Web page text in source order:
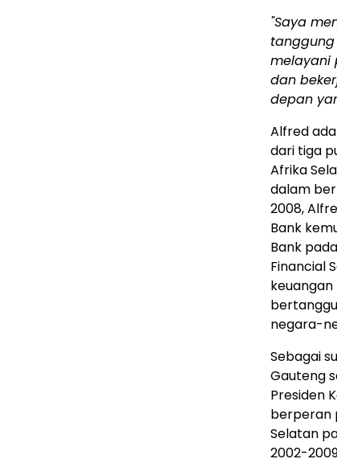
"Saya
melayani
dan
depan
Alfred
dari tiga
Afrika
dalam
2008,
Bank
Bank
Financial
negara-
Sebagai
Gauteng
Presiden
berperan
Selatan
2002-